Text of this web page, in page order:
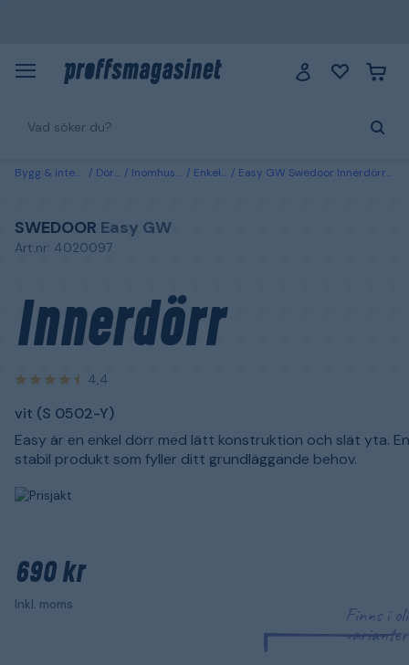
Bygg & interiör Dörrar Inomhusdörrar Enkeldörrar Easy GW Swedoor Innerdörr vit (S 0502-Y) 825x2040 mm
SWEDOOR Easy GW
Art.nr: 4020097
Innerdörr
4,4
vit (S 0502-Y)
Easy är en enkel dörr med lätt konstruktion och slät yta.
stabil produkt som fyller ditt grundläggande behov.
690 kr
Inkl. moms
Finns i
varianter